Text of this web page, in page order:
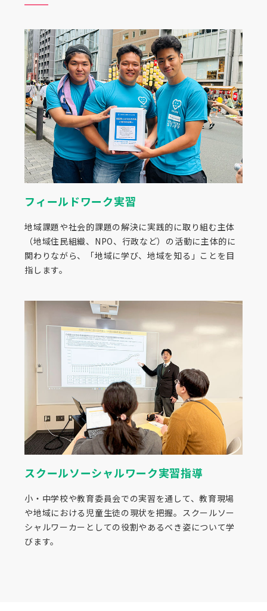
フィールドワーク実習
地域課題や社会的課題の解決に実践的に取り組む主体
（地域住民組織、NPO、行政など）の活動に主体的に
関わりながら、「地域に学び、地域を知る」ことを目
指します。
スクールソーシャルワーク実習指導
小・中学校や教育委員会での実習を通して、教育現場
や地域における児童生徒の現状を把握。スクールソー
シャルワーカーとしての役割やあるべき姿について学
びます。